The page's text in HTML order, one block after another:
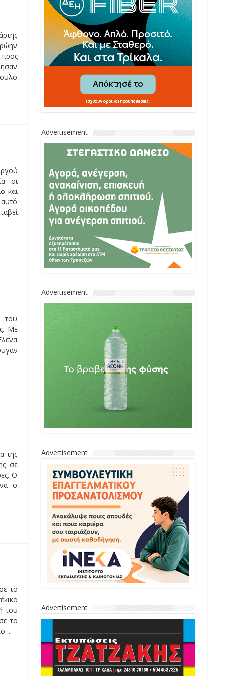
οι
και
του
Με
της
σε
Ο
ο
το
του
το
...
Advertisement
Advertisement
Advertisement
Advertisement